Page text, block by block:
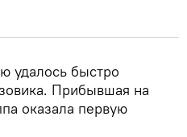
удалось быстро
Прибывшая на
оказала первую